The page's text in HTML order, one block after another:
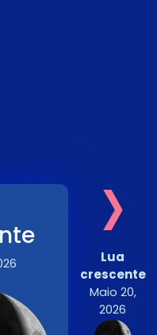
›
Lua
crescente
Maio 20,
2026